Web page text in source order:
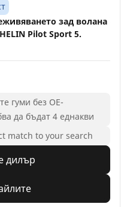
зад волана
Pilot Sport 5.
гуми без ОЕ-
да бъдат 4 еднакви
match to your search
дилър